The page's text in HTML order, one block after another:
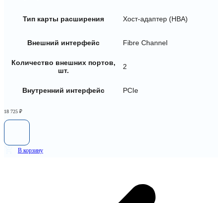
Тип карты расширения Хост-адаптер (HBA)
Внешний интерфейс Fibre Channel
Количество внешних портов,
шт.
2
Внутренний интерфейс PCIe
18 725 ₽
В корзину